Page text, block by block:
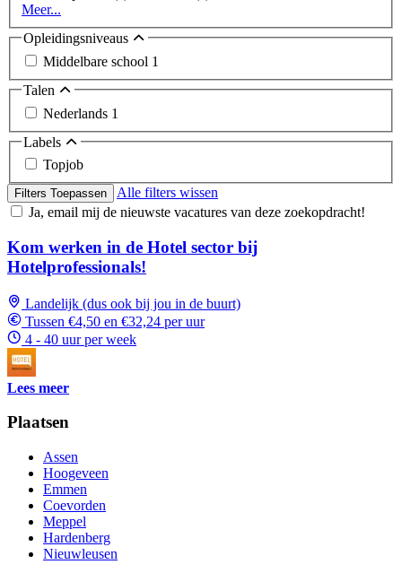
Meer...
Opleidingsniveaus
Middelbare school 1
Talen
Nederlands 1
Labels
Topjob
Filters Toepassen
Alle filters wissen
Ja, email mij de nieuwste vacatures van deze zoekopdracht!
Kom werken in de Hotel sector bij
Hotelprofessionals!
Landelijk (dus ook bij jou in de buurt)
Tussen €4,50 en €32,24 per uur
4 - 40 uur per week
Lees meer
Plaatsen
Assen
Hoogeveen
Emmen
Coevorden
Meppel
Hardenberg
Nieuwleusen